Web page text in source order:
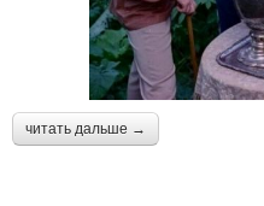
читать дальше →